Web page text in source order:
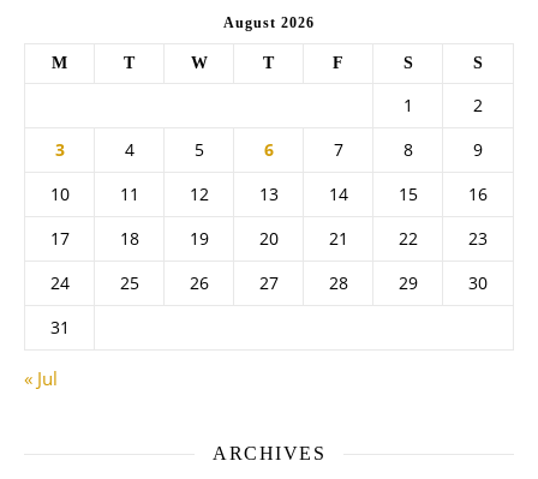
August 2026
M T W T F S S
1
2
3
4 5 6 7 8
9
10
11 12 13 14 15
16
17
18 19 20 21 22
23
24
25 26 27 28 29
30
31
« Jul
ARCHIVES